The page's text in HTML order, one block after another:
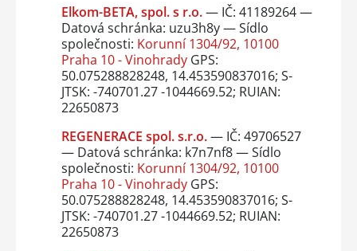
Elkom-BETA, spol. s r.o.— IČ: 41189264 —
Datová schránka: uzu3h8y — Sídlo
společnosti: Korunní 1304/92, 10100
Praha 10 - VinohradyGPS:
50.075288828248, 14.453590837016; S-
JTSK: -740701.27 -1044669.52; RUIAN:
22650873
REGENERACE spol. s.r.o.— IČ: 49706527
— Datová schránka: k7n7nf8 — Sídlo
společnosti: Korunní 1304/92, 10100
Praha 10 - VinohradyGPS:
50.075288828248, 14.453590837016; S-
JTSK: -740701.27 -1044669.52; RUIAN:
22650873